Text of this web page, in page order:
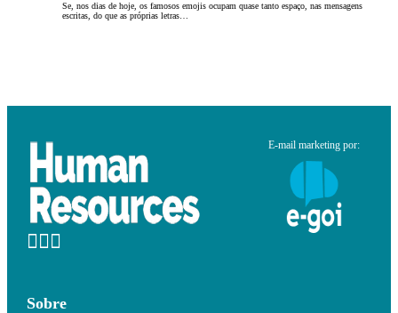
Se, nos dias de hoje, os famosos emojis ocupam quase tanto espaço, nas mensagens
escritas, do que as próprias letras…
E-mail marketing por:
Sobre